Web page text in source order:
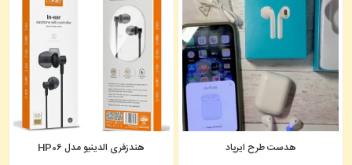
هدست طرح ایرپاد هندزفری الدینیو مدل HP06